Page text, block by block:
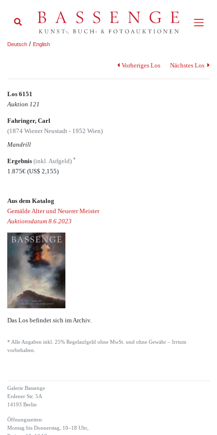
Deutsch / English
Vorheriges Los Nächstes Los
Los 6151
Auktion 121
Fahringer, Carl
(1874 Wiener Neustadt - 1952 Wien)
Mandrill
Ergebnis (inkl. Aufgeld) *
1.875€ (US$ 2,155)
Aus dem Katalog
Gemälde Alter und Neuerer Meister
Auktionsdatum 8.6.2023
Das Los befindet sich im Archiv.
* Alle Angaben inkl. 25% Regelaufgeld ohne MwSt. und ohne Gewähr – Irrtum
vorbehalten.
Galerie Bassenge
Erdener Str. 5A
14193 Berlin
Öffnungszeiten:
Montag bis Donnerstag, 10–18 Uhr,